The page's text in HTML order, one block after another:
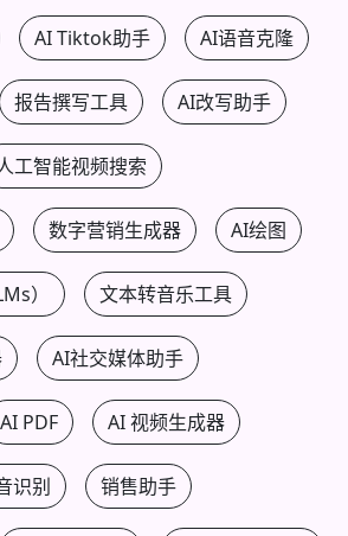
AI Tiktok助手 AI语音克隆
报告撰写工具 AI改写助手
工智能视频搜索
数字营销生成器 AI绘图
） 文本转音乐工具
AI社交媒体助手
AI PDF AI 视频生成器
识别 销售助手